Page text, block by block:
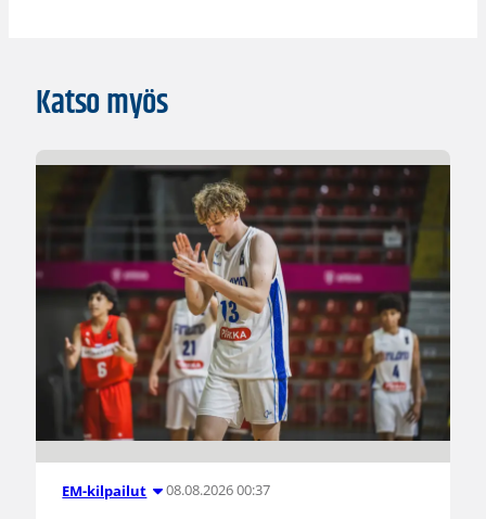
Katso myös
EM-kilpailut 08.08.2026 00:37